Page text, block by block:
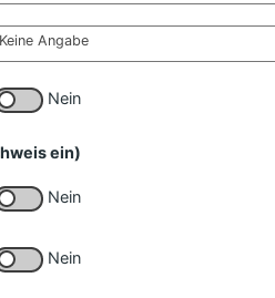
Keine Angabe
Nein
ein)
Nein
Nein